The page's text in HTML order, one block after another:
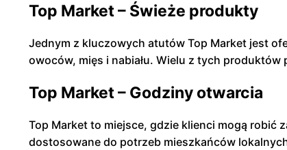
Top Market – Świeże produkty
Jednym z kluczowych atutów Top Market jest
owoców, mięs i nabiału. Wielu z tych
Top Market – Godziny otwarcia
Top Market to miejsce, gdzie klienci mogą robić
dostosowane do potrzeb mieszkańców